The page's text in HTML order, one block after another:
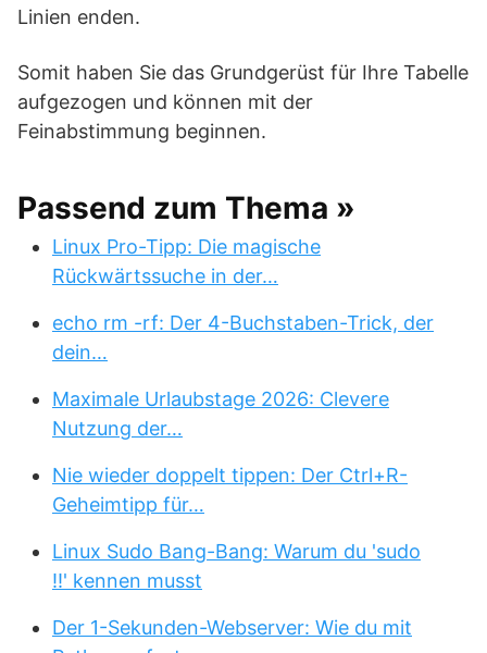
Linien enden.
Somit haben Sie das Grundgerüst für Ihre Tabelle
aufgezogen und können mit der
Feinabstimmung beginnen.
Passend zum Thema »
Linux Pro-Tipp: Die magische
Rückwärtssuche in der…
echo rm -rf: Der 4-Buchstaben-Trick, der
dein…
Maximale Urlaubstage 2026: Clevere
Nutzung der…
Nie wieder doppelt tippen: Der Ctrl+R-
Geheimtipp für…
Linux Sudo Bang-Bang: Warum du 'sudo
!!' kennen musst
Der 1-Sekunden-Webserver: Wie du mit